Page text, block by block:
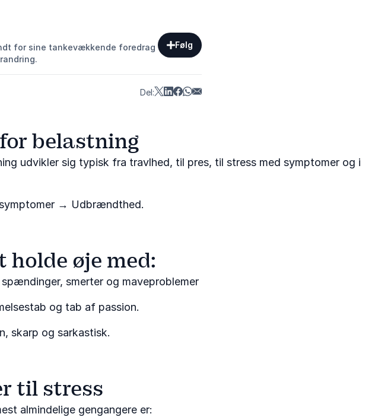
for sine tankevækkende foredrag
Følg
Del:
belastning
udvikler sig typisk fra travlhed, til pres, til stress med symptomer og i
→ Udbrændthed.
holde øje med:
smerter og maveproblemer
og tab af passion.
skarp og sarkastisk.
til stress
almindelige gengangere er: